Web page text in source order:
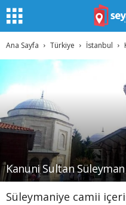
Ana Sayfa Türkiye İstanbul
Kanuni Sultan
Süleymaniye camii